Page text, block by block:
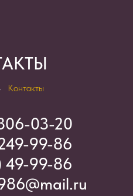
Контакты
03-20
99-86
49-99-86